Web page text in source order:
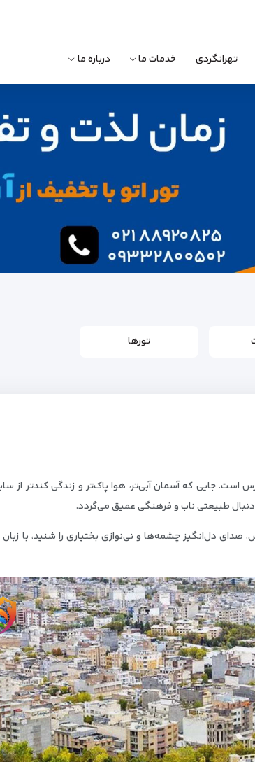
تهرانگردی خدمات ما درباره ما
تورها
است. جایی که آسمان آبی‌تر، هوا پاک‌تر و زندگی کندتر از
طبیعتی ناب و فرهنگی عمیق می‌گردد.
صدای دل‌انگیز چشمه‌ها و نی‌نوازی بختیاری را شنید، با